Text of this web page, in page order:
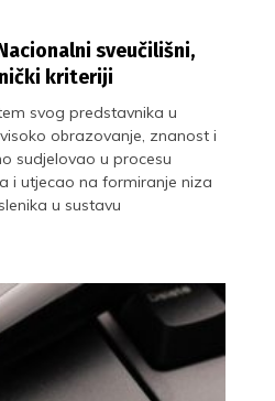
sveučilišni,
kriteriji
svog predstavnika u
obrazovanje, znanost i
sudjelovao u procesu
i utjecao na formiranje niza
u sustavu